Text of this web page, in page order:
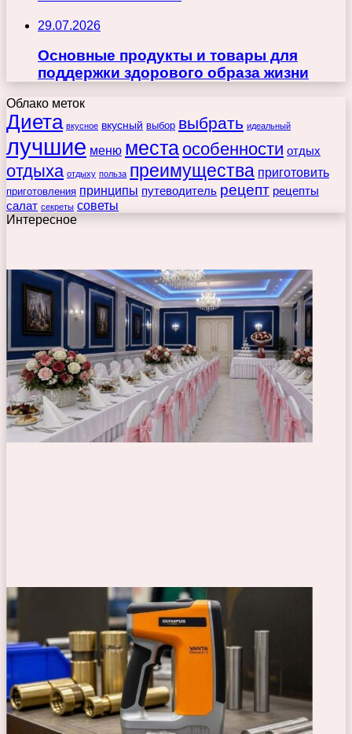
29.07.2026
Основные продукты и товары для
поддержки здорового образа жизни
Облако меток
Диета вкусное вкусный выбор выбрать идеальный
лучшие меню места особенности отдых
отдыха отдыху польза преимущества приготовить
приготовления принципы путеводитель рецепт рецепты
салат секреты советы
Интересное